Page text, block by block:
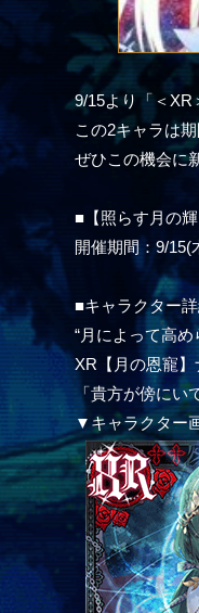
9/15より「＜XR
この2キャラは
ぜひこの機会に
■【照らす月の
開催期間：9/15(
■キャラクター
“月によって高
XR【月の恩寵
「貴方が傍にい
▼キャラクター